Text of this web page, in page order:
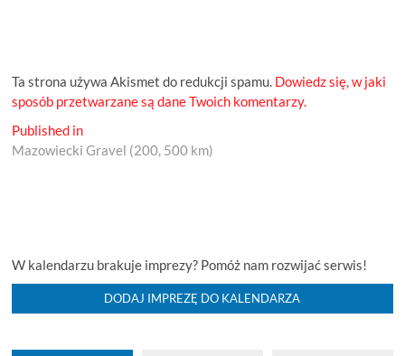
Ta strona używa Akismet do redukcji spamu. Dowiedz się, w jaki
sposób przetwarzane są dane Twoich komentarzy.
Nawigacja
wpisu
Published in
Mazowiecki Gravel (200, 500 km)
W kalendarzu brakuje imprezy? Pomóż nam rozwijać serwis!
DODAJ IMPREZĘ DO KALENDARZA